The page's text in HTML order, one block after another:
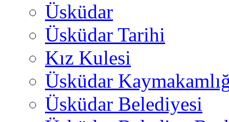
Üsküdar
Üsküdar Tarihi
Kız Kulesi
Üsküdar
Üsküdar Belediyesi